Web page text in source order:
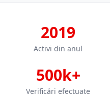
2019
Activi din anul
500k+
Verificări efectuate